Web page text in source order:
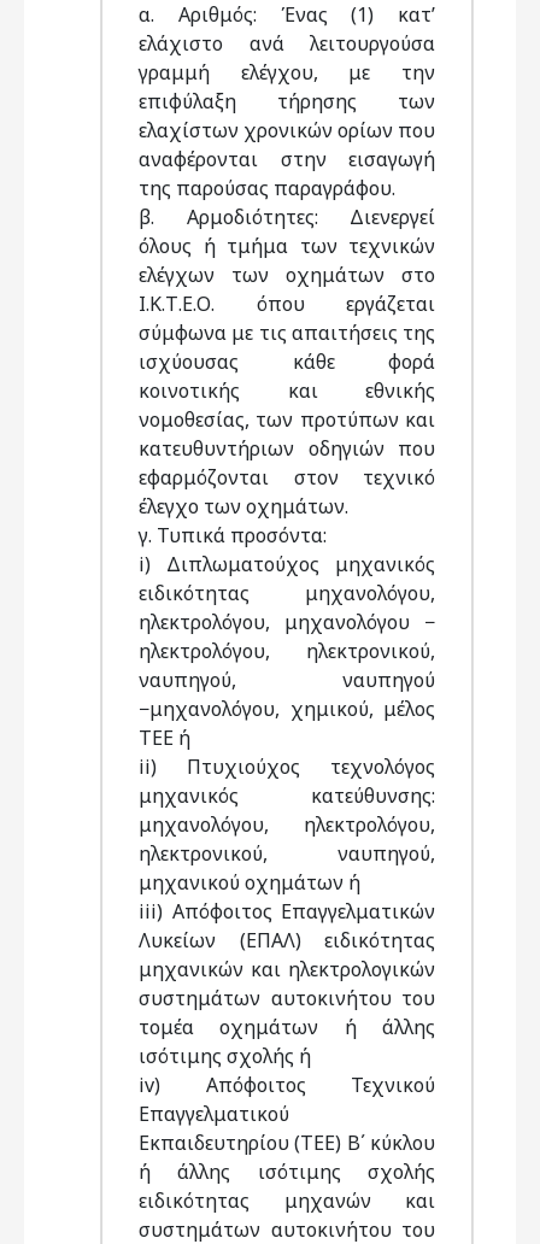
α. Αριθμός: Ένας (1) κατ’
ελάχιστο ανά λειτουργούσα
γραμμή ελέγχου, με την
επιφύλαξη τήρησης των
ελαχίστων χρονικών ορίων που
αναφέρονται στην εισαγωγή
της παρούσας παραγράφου.
β. Αρμοδιότητες: Διενεργεί
όλους ή τμήμα των τεχνικών
ελέγχων των οχημάτων στο
Ι.Κ.Τ.Ε.Ο. όπου εργάζεται
σύμφωνα με τις απαιτήσεις της
ισχύουσας κάθε φορά
κοινοτικής και εθνικής
νομοθεσίας, των προτύπων και
κατευθυντήριων οδηγιών που
εφαρμόζονται στον τεχνικό
έλεγχο των οχημάτων.
γ. Τυπικά προσόντα:
i) Διπλωματούχος μηχανικός
ειδικότητας μηχανολόγου,
ηλεκτρολόγου, μηχανολόγου −
ηλεκτρολόγου, ηλεκτρονικού,
ναυπηγού, ναυπηγού
−μηχανολόγου, χημικού, μέλος
TEE ή
ii) Πτυχιούχος τεχνολόγος
μηχανικός κατεύθυνσης:
μηχανολόγου, ηλεκτρολόγου,
ηλεκτρονικού, ναυπηγού,
μηχανικού οχημάτων ή
iii) Απόφοιτος Επαγγελματικών
Λυκείων (ΕΠΑΛ) ειδικότητας
μηχανικών και ηλεκτρολογικών
συστημάτων αυτοκινήτου του
τομέα οχημάτων ή άλλης
ισότιμης σχολής ή
iv) Απόφοιτος Τεχνικού
Επαγγελματικού
Εκπαιδευτηρίου (ΤΕΕ) Β΄ κύκλου
ή άλλης ισότιμης σχολής
ειδικότητας μηχανών και
συστημάτων αυτοκινήτου του